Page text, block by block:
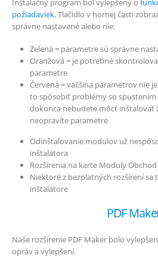
Inštalačný program bol vylepšený o
požiadaviek.Tlačidlo v hornej časti
správne nastavené alebo nie:
Zelená = parametre sú správne
Oranžová = je potrebné
parametre
Červená = väčšina parametrov nie
to spôsobiť problémy so spustením
dokonca nebudete môcť inštalovať
neopravíte parametre
Odinštalovanie modulov už
inštalátora
Rozšírenia na karte Moduly
Niektoré z bezplatných rozšírení sa
inštalátore
PDF
Naše rozšírenie PDF Maker bolo
opráv a vylepšení.